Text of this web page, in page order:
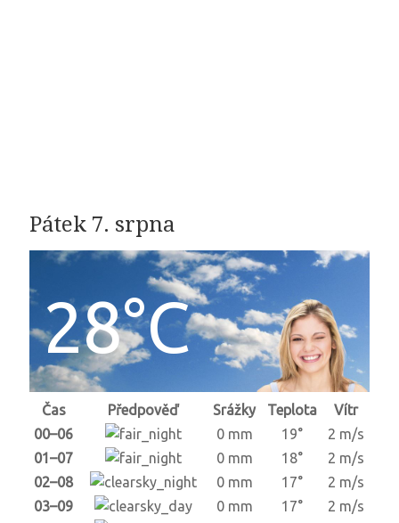
Pátek 7. srpna
28°C
Čas Předpověď Srážky Teplota
Vítr
00–06
0 mm 19°
2 m/s
01–07
0 mm 18°
2 m/s
02–08
0 mm 17°
2 m/s
03–09
0 mm 17°
2 m/s